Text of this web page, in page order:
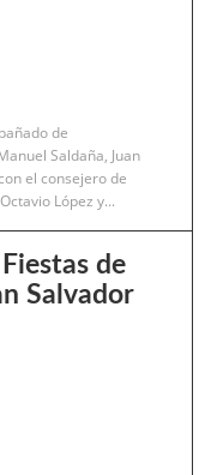
de
Saldaña, Juan
el consejero de
López y...
de
Salvador